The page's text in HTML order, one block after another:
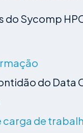
do Sycomp
do Data
carga de